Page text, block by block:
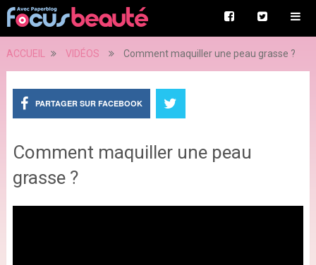
ACCUEIL VIDÉOS Comment maquiller une peau grasse ?
PARTAGER SUR FACEBOOK
Comment maquiller une peau
grasse ?